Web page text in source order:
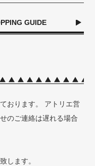
GUIDE
おります。 アトリエ営
のご連絡は遅れる場合
します。